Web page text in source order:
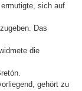
sich auf
Das
die
gehört zu